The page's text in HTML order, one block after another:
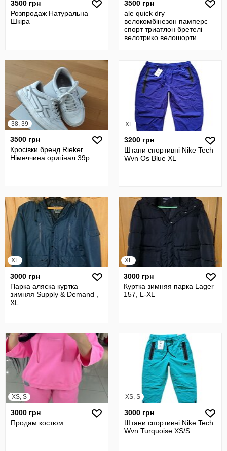
3500 грн
Розпродаж Натуральна
Шкіра
3500 грн
ale quick dry
велокомбінезон памперс
спорт триатлон бретелі
велотрико велошорти
38, 39
3500 грн
Кросівки бренд Rieker
Німеччина оригінал 39р.
XL
3200 грн
Штани спортивні Nike Tech
Wvn Os Blue XL
XL
3000 грн
Парка аляска куртка
зимняя Supply & Demand ,
XL
XL
3000 грн
Куртка зимняя парка Lager
157, L-XL
XS, S
3000 грн
Продам костюм
XS, S
3000 грн
Штани спортивні Nike Tech
Wvn Turquoise XS/S